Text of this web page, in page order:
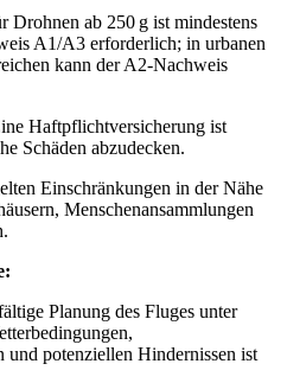
Drohnen ab 250 g ist mindestens
A1/A3 erforderlich; in urbanen
kann der A2-Nachweis
Haftpflichtversicherung ist
Schäden abzudecken.
Einschränkungen in der Nähe
Menschenansammlungen
Planung des Fluges unter
und potenziellen Hindernissen ist